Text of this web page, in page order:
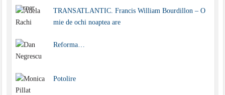
TRANSATLANTIC. Francis William Bourdillon – O
mie de ochi noaptea are
Reforma…
Potolire